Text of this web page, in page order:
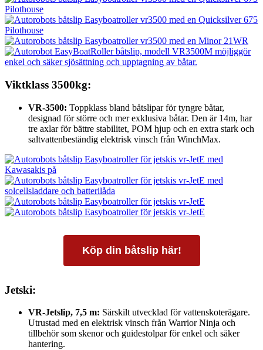
Viktklass 3500kg:
VR-3500: Toppklass bland båtslipar för tyngre båtar,
designad för större och mer exklusiva båtar. Den är 14m, har
tre axlar för bättre stabilitet, POM hjup och en extra stark och
saltvattenbeständig elektrisk vinsch från WinchMax.
Köp din båtslip här!
Jetski:
VR-Jetslip, 7,5 m: Särskilt utvecklad för vattenskoterägare.
Utrustad med en elektrisk vinsch från Warrior Ninja och
tillbehör som skenor och guidestolpar för enkel och säker
hantering.